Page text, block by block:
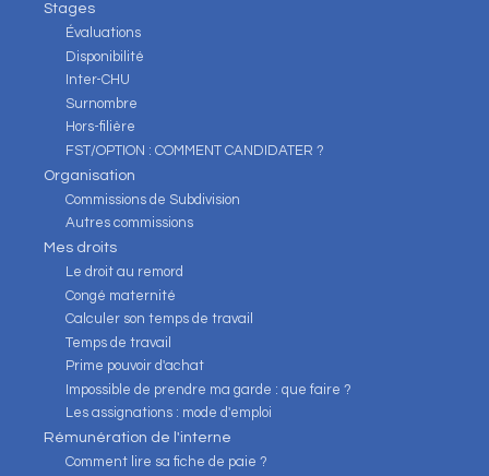
Stages
Évaluations
Disponibilité
Inter-CHU
Surnombre
Hors-filière
FST/OPTION : COMMENT CANDIDATER ?
Organisation
Commissions de Subdivision
Autres commissions
Mes droits
Le droit au remord
Congé maternité
Calculer son temps de travail
Temps de travail
Prime pouvoir d'achat
Impossible de prendre ma garde : que faire ?
Les assignations : mode d'emploi
Rémunération de l'interne
Comment lire sa fiche de paie ?